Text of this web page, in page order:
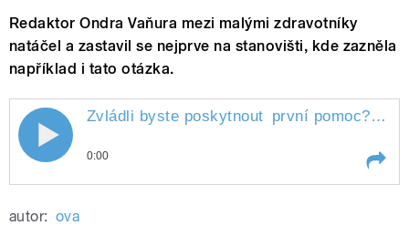
Redaktor Ondra Vaňura mezi malými zdravotníky
natáčel a zastavil se nejprve na stanovišti, kde zazněla
například i tato otázka.
Zvládli byste poskytnout první pomoc?
Zvládli byste poskytnout první pomoc?"
0:00
autor: ova